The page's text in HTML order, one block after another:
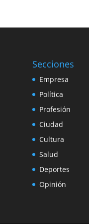
Secciones
Empresa
Política
Profesión
Ciudad
Cultura
Salud
Deportes
Opinión